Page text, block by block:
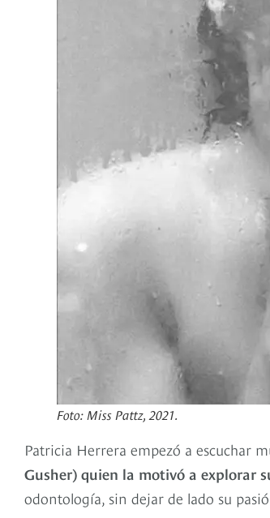
Foto: Miss Pattz, 2021.
Patricia Herrera empezó a escuchar
Gusher) quien la motivó a explorar
odontología, sin dejar de lado su